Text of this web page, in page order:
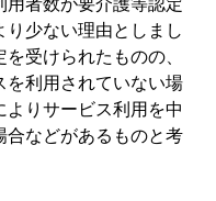
少ない理由としまし
受けられたものの、
を利用されていない場
りサービス利用を中
合などがあるものと考